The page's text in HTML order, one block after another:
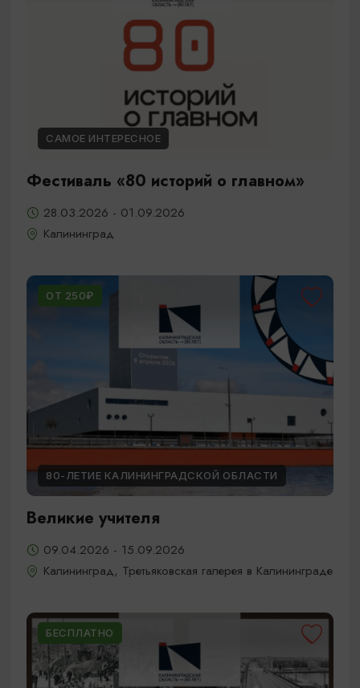
САМОЕ ИНТЕРЕСНОЕ
Фестиваль «80 историй о главном»
28.03.2026 - 01.09.2026
Калининград
ОТ 250₽
80-ЛЕТИЕ КАЛИНИНГРАДСКОЙ ОБЛАСТИ
Великие учителя
09.04.2026 - 15.09.2026
Калининград, Третьяковская галерея в Калининграде
БЕСПЛАТНО